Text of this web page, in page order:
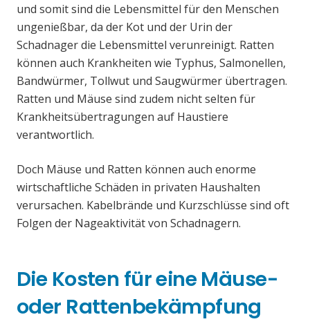
und somit sind die Lebensmittel für den Menschen
ungenießbar, da der Kot und der Urin der
Schadnager die Lebensmittel verunreinigt. Ratten
können auch Krankheiten wie Typhus, Salmonellen,
Bandwürmer, Tollwut und Saugwürmer übertragen.
Ratten und Mäuse sind zudem nicht selten für
Krankheitsübertragungen auf Haustiere
verantwortlich.
Doch Mäuse und Ratten können auch enorme
wirtschaftliche Schäden in privaten Haushalten
verursachen. Kabelbrände und Kurzschlüsse sind oft
Folgen der Nageaktivität von Schadnagern.
Die Kosten für eine Mäuse-
oder Rattenbekämpfung